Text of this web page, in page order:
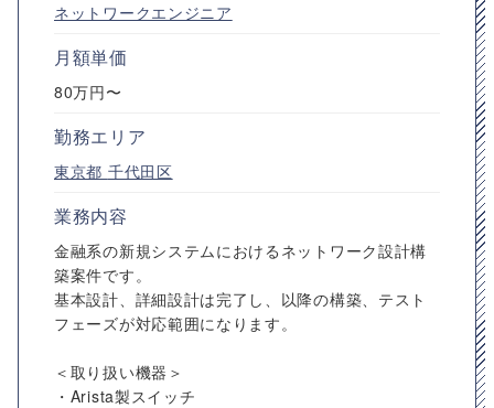
ネットワークエンジニア
月額単価
80万円〜
勤務エリア
東京都 千代田区
業務内容
金融系の新規システムにおけるネットワーク設計構
築案件です。
基本設計、詳細設計は完了し、以降の構築、テスト
フェーズが対応範囲になります。
＜取り扱い機器＞
・Arista製スイッチ